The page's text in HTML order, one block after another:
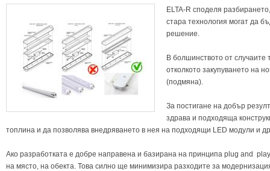
ELTA-R споделя
стара технология могат да
решение.
В болшинството от случаите
отколкото закупуването на
(подмяна).
За постигане на добър
здрава и подходяща
топлина и да позволява внедряването в нея на подходящи LED модули и
Ако разработката е добре направена и базирана на принципа plug and
на място, на обекта. Това силно ще минимизира разходите за